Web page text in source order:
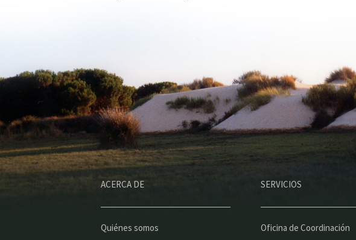
ACERCA DE
Quiénes somos
SERVICIOS
Oficina de Coordinación